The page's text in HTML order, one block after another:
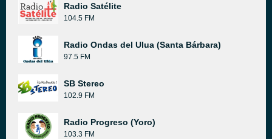
Radio Satélite
104.5 FM
Radio Ondas del Ulua (Santa Bárbara)
97.5 FM
SB Stereo
102.9 FM
Radio Progreso (Yoro)
103.3 FM